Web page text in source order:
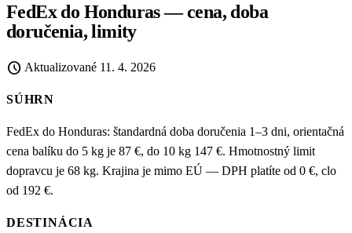
FedEx do Honduras — cena, doba
doručenia, limity
schedule Aktualizované 11. 4. 2026
SÚHRN
FedEx do Honduras: štandardná doba doručenia 1–3 dni, orientačná
cena balíku do 5 kg je 87 €, do 10 kg 147 €. Hmotnostný limit
dopravcu je 68 kg. Krajina je mimo EÚ — DPH platíte od 0 €, clo
od 192 €.
DESTINÁCIA